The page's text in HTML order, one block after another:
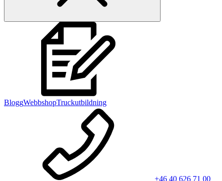
BloggWebbshopTruckutbildning
+46 40 626 71 00